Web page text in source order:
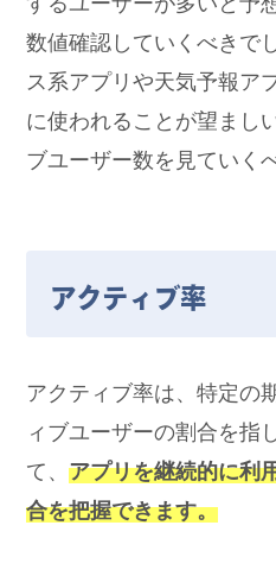
数値確認していくべきで
ス系アプリや天気予報ア
に使われることが望まし
ブユーザー数を見ていく
アクティブ率
アクティブ率は、特定の
ィブユーザーの割合を指
て、アプリを継続的に利
合を把握できます。